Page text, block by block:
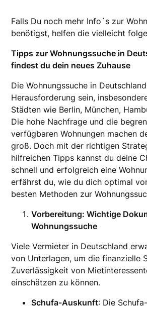
Falls Du noch mehr Info´s zur
benötigst, helfen die vielleicht
Tipps zur Wohnungssuche in
findest du dein neues Zuhause
Die Wohnungssuche in
Herausforderung sein,
Städten wie Berlin, München,
Die hohe Nachfrage und die
verfügbaren Wohnungen machen
groß. Doch mit der richtigen
hilfreichen Tipps kannst du deine
schnell und erfolgreich eine
erfährst du, wie du dich optimal
besten Methoden zur
Vorbereitung: Wichtige
Wohnungssuche
Viele Vermieter in Deutschland
von Unterlagen, um die finanzielle
Zuverlässigkeit von
einschätzen zu können.
Schufa-Auskunft: Die